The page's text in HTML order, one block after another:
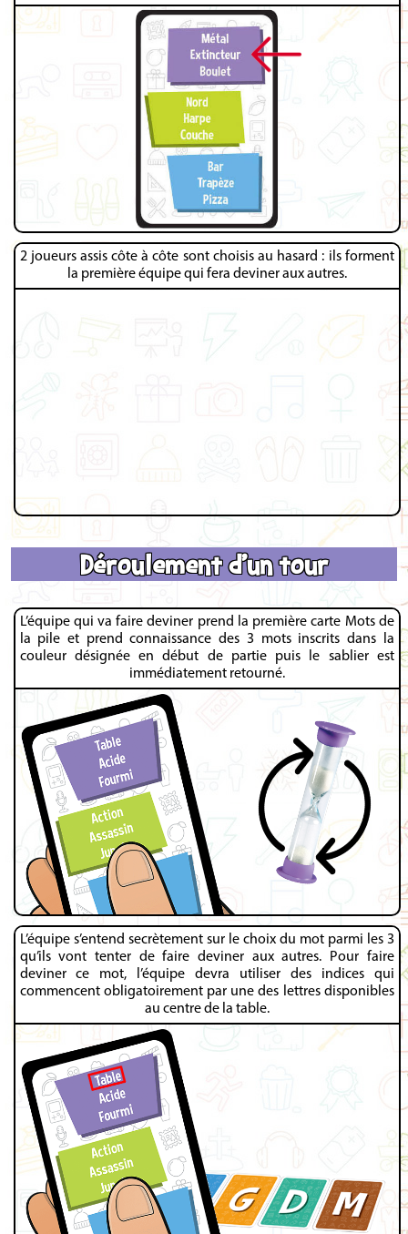
2 joueurs assis côte à côte sont choisis au hasard : ils forment
la première équipe qui fera deviner aux autres.
Déroulement d'un tour
L’équipe qui va faire deviner prend la première carte Mots de
la pile et prend connaissance des 3 mots inscrits dans la
couleur désignée en début de partie puis le sablier est
immédiatement retourné.
L’équipe s’entend secrètement sur le choix du mot parmi les 3
qu’ils vont tenter de faire deviner aux autres. Pour faire
deviner ce mot, l’équipe devra utiliser des indices qui
commencent obligatoirement par une des lettres disponibles
au centre de la table.